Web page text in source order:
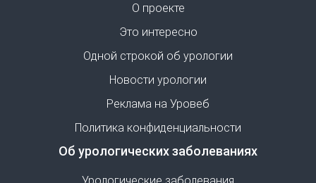
О проекте
Это интересно
Одной строкой об урологии
Новости урологии
Реклама на Уровеб
Политика конфиденциальности
Об урологических заболеваниях